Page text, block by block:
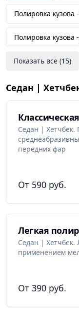
Полировка кузова -
Полировка кузова -
Показать все (15)
Седан |
Седан | Хетчбек.
передних фар
От 590 руб.
Легкая
Седан | Хетчбек.
применением
От 390 руб.